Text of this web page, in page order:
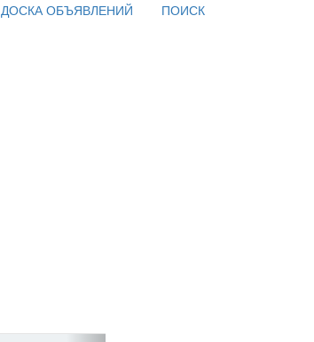
ДОСКА ОБЪЯВЛЕНИЙ
ПОИСК